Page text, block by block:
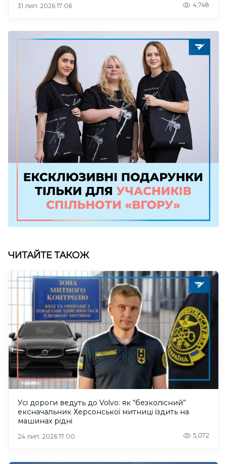
31 лип. 2026 17:06 4,748
ЧИТАЙТЕ ТАКОЖ
Усі дороги ведуть до Volvo: як “безколісний”
ексначальник Херсонської митниці їздить на
машинах рідні
24 лип. 2026 17:00 5,072